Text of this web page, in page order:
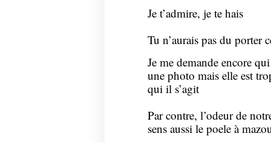
Je t’admire, je te hais
Tu n’aurais pas du porter
Je me demande encore
une photo mais elle est
qui il s’agit
Par contre, l’odeur de
sens aussi le poele à